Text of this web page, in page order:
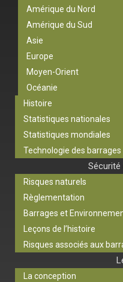
Amérique du Nord
Amérique du Sud
Asie
Europe
Moyen-Orient
Océanie
Histoire
Statistiques nationales
Statistiques mondiales
Technologie des barrages
Sécurité
Risques naturels
Règlementation
Barrages et
Leçons de l’histoire
Risques associés aux
La conception